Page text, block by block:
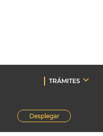
TRÁMITES
Desplegar